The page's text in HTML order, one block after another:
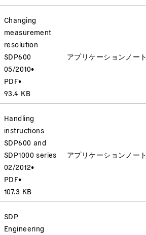
Changing
measurement
resolution
SDP600
05/2010•
PDF•
93.4 KB
アプリケーションノート
Handling
instructions
SDP600 and
SDP1000 series
02/2012•
PDF•
107.3 KB
アプリケーションノート
SDP
Engineering